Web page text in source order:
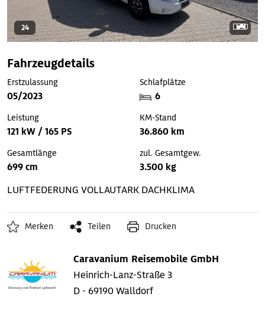
24
Fahrzeugdetails
Erstzulassung
05/2023
Schlafplätze
6
Leistung
121 kW / 165 PS
KM-Stand
36.860 km
Gesamtlänge
699 cm
zul. Gesamtgew.
3.500 kg
LUFTFEDERUNG VOLLAUTARK DACHKLIMA
Merken Teilen Drucken
Caravanium Reisemobile GmbH
Heinrich-Lanz-Straße 3
D - 69190 Walldorf